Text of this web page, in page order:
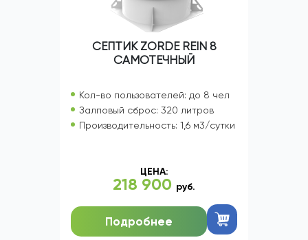
СЕПТИК ZORDE REIN 8
САМОТЕЧНЫЙ
Кол-во пользователей: до 8 чел
Залповый сброс: 320 литров
Производительность: 1,6 м3/сутки
ЦЕНА:
218 900 руб.
Подробнее